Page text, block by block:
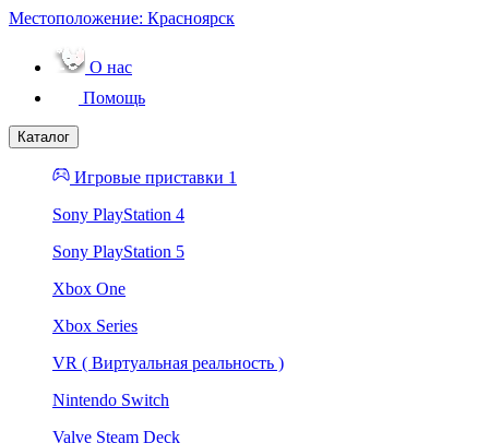
Местоположение: Красноярск
О нас
Помощь
Каталог
Игровые приставки 1
Sony PlayStation 4
Sony PlayStation 5
Xbox One
Xbox Series
VR ( Виртуальная реальность )
Nintendo Switch
Valve Steam Deck